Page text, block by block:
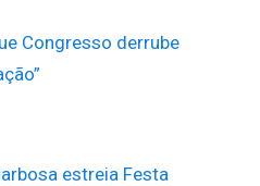
Congresso derrube
estreia Festa